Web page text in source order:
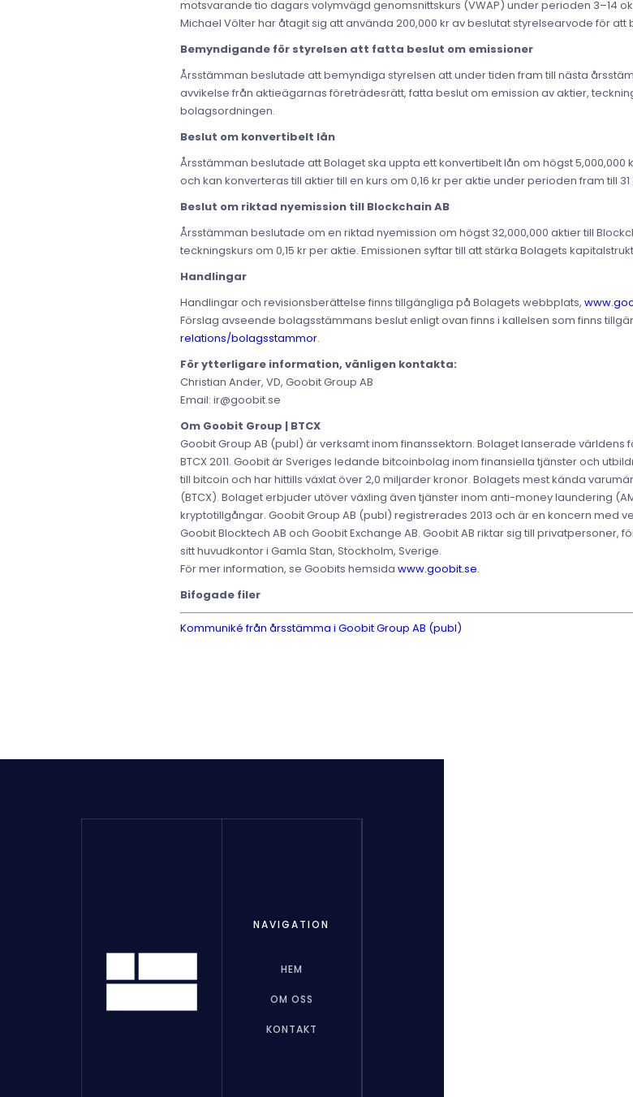
motsvarande tio dagars volymvägd genomsnittskurs (VWAP) under perioden 3–14
Michael Völter har åtagit sig att använda 200,000 kr av beslutat styrelsearvode för
Bemyndigande för styrelsen att fatta beslut om emissioner
Årsstämman beslutade att bemyndiga styrelsen att under tiden fram till nästa
avvikelse från aktieägarnas företrädesrätt, fatta beslut om emission av aktier,
bolagsordningen.
Beslut om konvertibelt lån
Årsstämman beslutade att Bolaget ska uppta ett konvertibelt lån om högst 5,000,000
och kan konverteras till aktier till en kurs om 0,16 kr per aktie under perioden fram till 31
Beslut om riktad nyemission till Blockchain AB
Årsstämman beslutade om en riktad nyemission om högst 32,000,000 aktier till
teckningskurs om 0,15 kr per aktie. Emissionen syftar till att stärka Bolagets
Handlingar
Handlingar och revisionsberättelse finns tillgängliga på Bolagets webbplats,
Förslag avseende bolagsstämmans beslut enligt ovan finns i kallelsen som finns
relations/bolagsstammor.
För ytterligare information, vänligen kontakta:
Christian Ander, VD, Goobit Group AB
Email: ir@goobit.se
Om Goobit Group | BTCX
Goobit Group AB (publ) är verksamt inom finanssektorn. Bolaget lanserade
BTCX 2011. Goobit är Sveriges ledande bitcoinbolag inom finansiella tjänster och
till bitcoin och har hittills växlat över 2,0 miljarder kronor. Bolagets mest kända
(BTCX). Bolaget erbjuder utöver växling även tjänster inom anti-money laundering
kryptotillgångar. Goobit Group AB (publ) registrerades 2013 och är en koncern med
Goobit Blocktech AB och Goobit Exchange AB. Goobit AB riktar sig till privatpersoner,
sitt huvudkontor i Gamla Stan, Stockholm, Sverige.
För mer information, se Goobits hemsida www.goobit.se.
Bifogade filer
Kommuniké från årsstämma i Goobit Group AB (publ)
NAVIGATION
HEM
OM OSS
KONTAKT